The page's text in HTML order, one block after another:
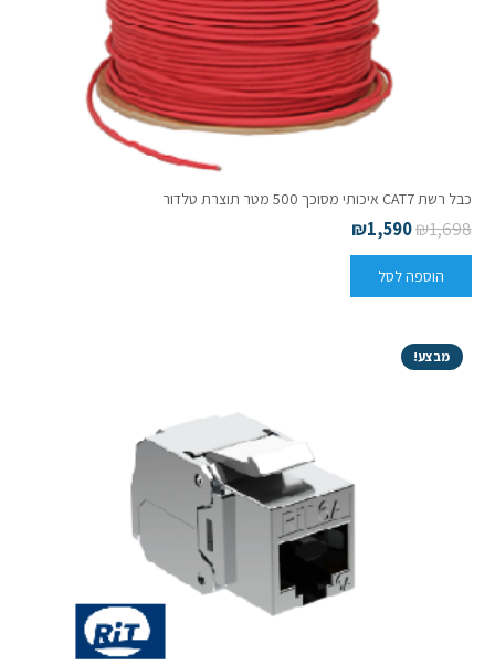
כבל רשת CAT7 איכותי מסוכך 500 מטר תוצרת טלדור
₪1,698
₪1,590
הוספה לסל
מבצע!